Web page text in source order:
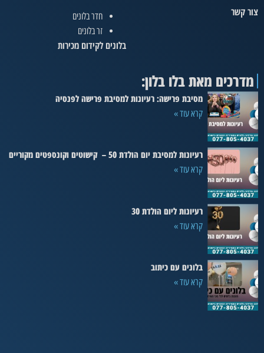
צור קשר
חדר בלונים
זר בלונים
בלונים לקידום מכירות
מדרכים מאת בלו בלון:
מסיבת פרישה: רעיונות למסיבת פרישה לפנסיה
קרא עוד »
רעיונות למסיבת יום הולדת 50 – קישוטים וקונספטים מקוריים
קרא עוד »
רעיונות ליום הולדת 30
קרא עוד »
בלונים עם כיתוב
קרא עוד »